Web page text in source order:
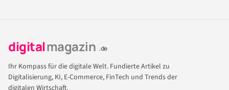
digitalmagazin .de
Ihr Kompass für die digitale Welt. Fundierte Artikel zu
Digitalisierung, KI, E-Commerce, FinTech und Trends der